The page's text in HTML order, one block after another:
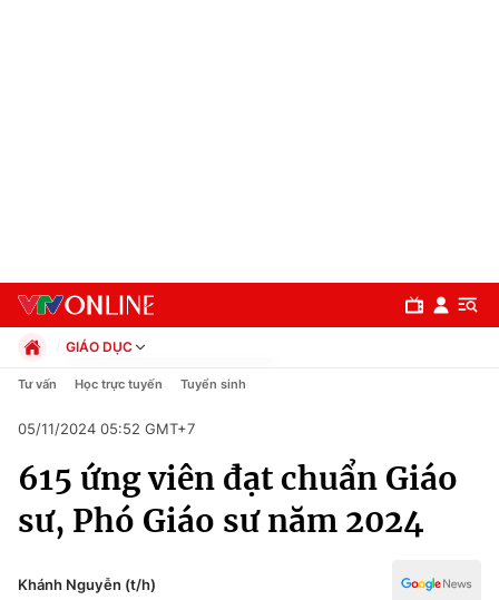
Chuyên mục
Chính trị
GIÁO DỤC
Chính trị
Pháp luật
Kinh tế
Thể thao
Truyền hình
Y tế
Tư vấn Học trực tuyến Tuyển sinh
05/11/2024 05:52 GMT+7
615 ứng viên đạt chuẩn Giáo
sư, Phó Giáo sư năm 2024
Khánh Nguyễn (t/h)